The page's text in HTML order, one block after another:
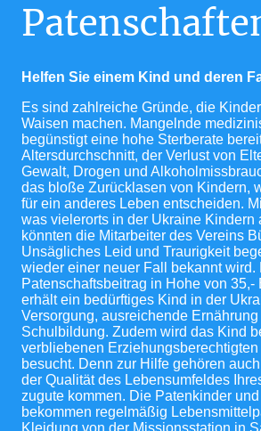
Helfen Sie einem Kind und deren
Es sind zahlreiche Gründe, die
Waisen machen. Mangelnde
begünstigt eine hohe Sterberate
Altersdurchschnitt, der Verlust von
Gewalt, Drogen und
das bloße Zurücklasen von Kindern,
für ein anderes Leben entscheiden.
was vielerorts in der Ukraine Kindern
könnten die Mitarbeiter des Vereins
Unsägliches Leid und Traurigkeit
wieder einer neuer Fall bekannt wird.
Patenschaftsbeitrag in Hohe von 35,-
erhält ein bedürftiges Kind in der
Versorgung, ausreichende
Schulbildung. Zudem wird das Kind
verbliebenen
besucht. Denn zur Hilfe gehören
der Qualität des Lebensumfeldes
zugute kommen. Die Patenkinder
bekommen regelmäßig
Kleidung von der Missionsstation in